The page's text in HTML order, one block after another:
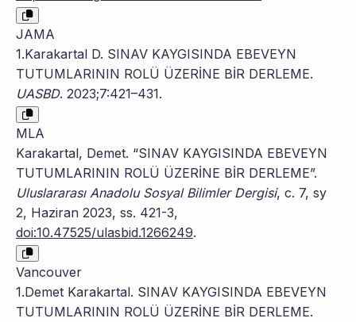
JAMA
1.Karakartal D. SINAV KAYGISINDA EBEVEYN
TUTUMLARININ ROLÜ ÜZERİNE BİR DERLEME.
UASBD. 2023;7:421–431.
MLA
Karakartal, Demet. “SINAV KAYGISINDA EBEVEYN
TUTUMLARININ ROLÜ ÜZERİNE BİR DERLEME”.
Uluslararası Anadolu Sosyal Bilimler Dergisi, c. 7, sy
2, Haziran 2023, ss. 421-3,
doi:10.47525/ulasbid.1266249.
Vancouver
1.Demet Karakartal. SINAV KAYGISINDA EBEVEYN
TUTUMLARININ ROLÜ ÜZERİNE BİR DERLEME.